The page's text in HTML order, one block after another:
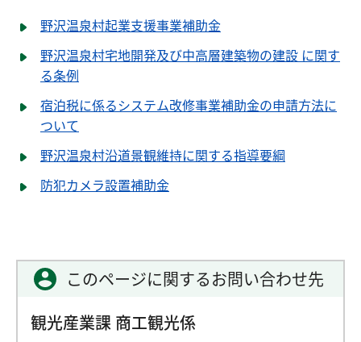
野沢温泉村起業支援事業補助金
野沢温泉村宅地開発及び中高層建築物の建設 に関す
る条例
宿泊税に係るシステム改修事業補助金の申請方法に
ついて
野沢温泉村沿道景観維持に関する指導要綱
防犯カメラ設置補助金
このページに関するお問い合わせ先
観光産業課 商工観光係